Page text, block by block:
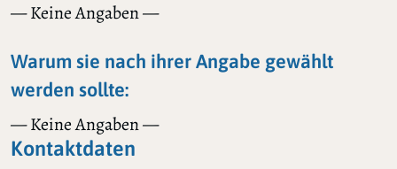
— Keine Angaben —
Warum sie nach ihrer Angabe gewählt
werden sollte:
— Keine Angaben —
Kontaktdaten